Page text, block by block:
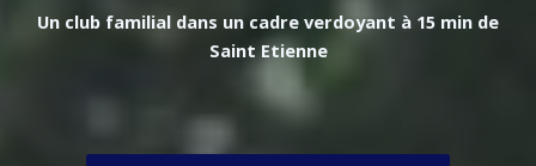
Un club familial dans un cadre verdoyant à 15 min de
Saint Etienne